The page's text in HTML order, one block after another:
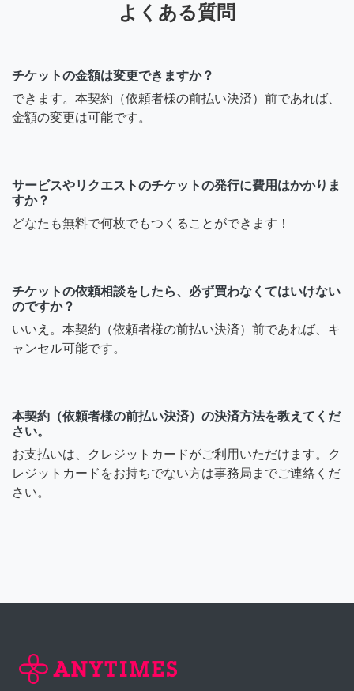
よくある質問
チケットの金額は変更できますか？
できます。本契約（依頼者様の前払い決済）前であれば、
金額の変更は可能です。
サービスやリクエストのチケットの発行に費用はかかりま
すか？
どなたも無料で何枚でもつくることができます！
チケットの依頼相談をしたら、必ず買わなくてはいけない
のですか？
いいえ。本契約（依頼者様の前払い決済）前であれば、キ
ャンセル可能です。
本契約（依頼者様の前払い決済）の決済方法を教えてくだ
さい。
お支払いは、クレジットカードがご利用いただけます。ク
レジットカードをお持ちでない方は事務局までご連絡くだ
さい。